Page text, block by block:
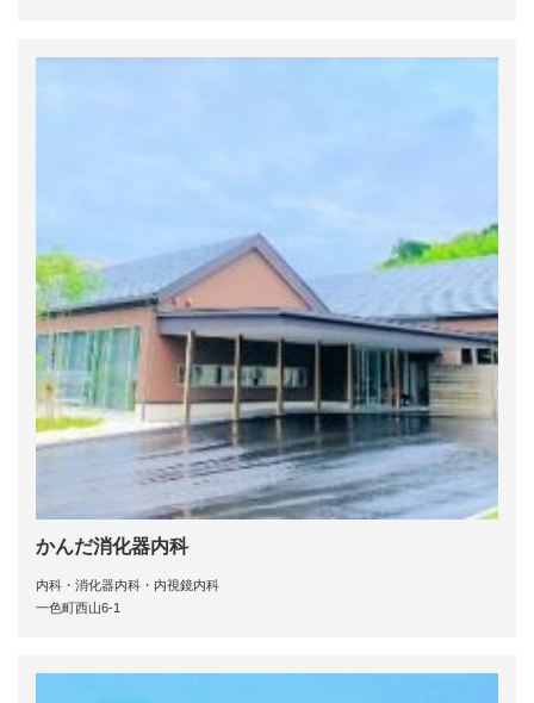
かんだ消化器内科
内科・消化器内科・内視鏡内科
一色町西山6-1